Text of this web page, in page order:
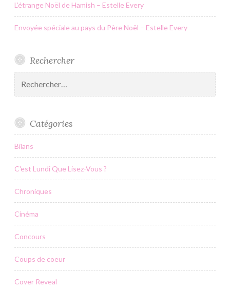
L’étrange Noël de Hamish – Estelle Every
Envoyée spéciale au pays du Père Noël – Estelle Every
Rechercher
Catégories
Bilans
C'est Lundi Que Lisez-Vous ?
Chroniques
Cinéma
Concours
Coups de coeur
Cover Reveal